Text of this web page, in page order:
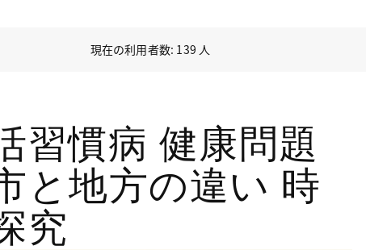
現在の利用者数: 139 人
習慣病 健康問題
と地方の違い 時
究